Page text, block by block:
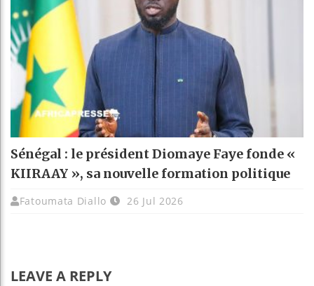
Sénégal : le président Diomaye Faye fonde «
KIIRAAY », sa nouvelle formation politique
Fatoumata Diallo 26 Jul 2026
LEAVE A REPLY